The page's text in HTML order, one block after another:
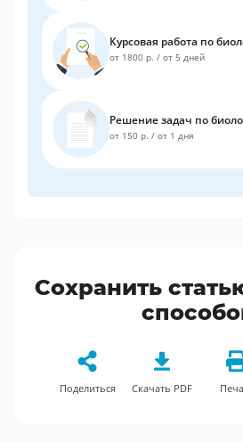
Курсовая работа по
от 1800 р. / от 5 дней
Решение задач по
от 150 р. / от 1 дня
Сохранить
Поделиться Скачать PDF